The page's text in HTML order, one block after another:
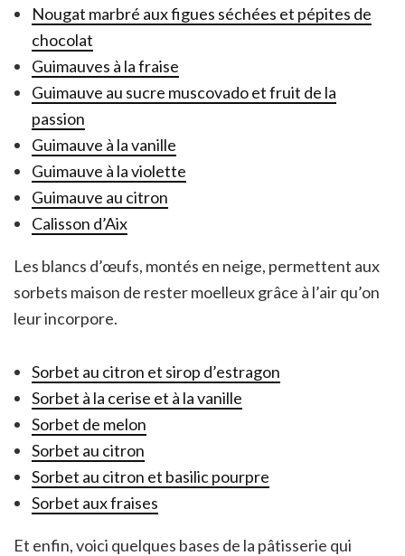
Nougat marbré aux figues séchées et pépites de
chocolat
Guimauves à la fraise
Guimauve au sucre muscovado et fruit de la
passion
Guimauve à la vanille
Guimauve à la violette
Guimauve au citron
Calisson d’Aix
Les blancs d’œufs, montés en neige, permettent aux
sorbets maison de rester moelleux grâce à l’air qu’on
leur incorpore.
Sorbet au citron et sirop d’estragon
Sorbet à la cerise et à la vanille
Sorbet de melon
Sorbet au citron
Sorbet au citron et basilic pourpre
Sorbet aux fraises
Et enfin, voici quelques bases de la pâtisserie qui